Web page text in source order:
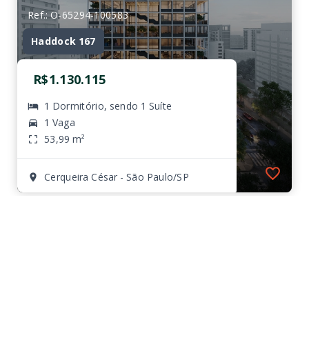
Ref.: O-65294-100583
Haddock 167
R$1.130.115
1 Dormitório, sendo 1 Suíte
1 Vaga
53,99 m²
Cerqueira César - São Paulo/SP